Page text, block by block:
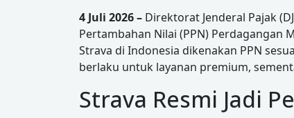
4 Juli 2026 – Direktorat Jenderal Pajak
Pertambahan Nilai (PPN) Perdagangan
Strava di Indonesia dikenakan PPN
berlaku untuk layanan premium,
Strava Resmi Jadi